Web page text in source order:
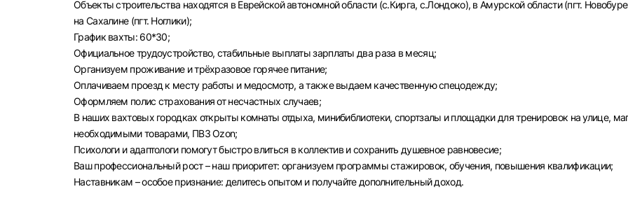
Войдите в личный кабинет, чтобы просматривать
E-mail или Телефон
Объекты строительства находятся в Еврейской автономной области (с.Кирга, с.Лондоко), в Амурской области (пгт.
на Сахалине (пгт. Ноглики);
График вахты: 60*30;
Официальное трудоустройство, стабильные выплаты зарплаты два раза в месяц;
Организуем проживание и трёхразовое горячее питание;
Оплачиваем проезд к месту работы и медосмотр, а также выдаем качественную спецодежду;
Оформляем полис страхования от несчастных случаев;
В наших вахтовых городках открыты комнаты отдыха, минибиблиотеки, спортзалы и площадки для тренировок на улице,
необходимыми товарами, ПВЗ Ozon;
Психологи и адаптологи помогут быстро влиться в коллектив и сохранить душевное равновесие;
Ваш профессиональный рост – наш приоритет: организуем программы стажировок, обучения, повышения квалификации;
Наставникам – особое признание: делитесь опытом и получайте дополнительный доход.